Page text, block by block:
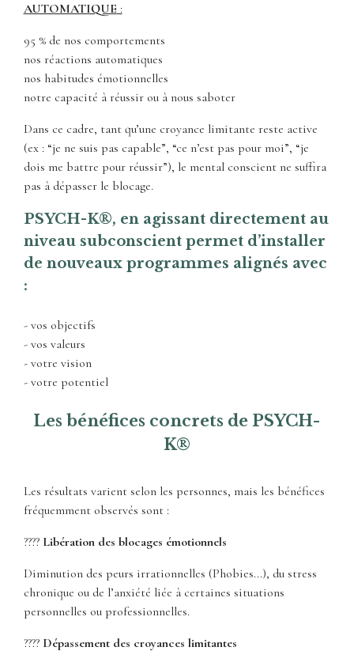
AUTOMATIQUE :
95 % de nos comportements
nos réactions automatiques
nos habitudes émotionnelles
notre capacité à réussir ou à nous saboter
Dans ce cadre, tant qu’une croyance limitante reste active
(ex : “je ne suis pas capable”, “ce n’est pas pour moi”, “je
dois me battre pour réussir”), le mental conscient ne suffira
pas à dépasser le blocage.
PSYCH-K®, en agissant directement au
niveau subconscient permet d’installer
de nouveaux programmes alignés avec
:
- vos objectifs
- vos valeurs
- votre vision
- votre potentiel
Les bénéfices concrets de PSYCH-
K®
Les résultats varient selon les personnes, mais les bénéfices
fréquemment observés sont :
????Libération des blocages émotionnels
Diminution des peurs irrationnelles (Phobies...), du stress
chronique ou de l’anxiété liée à certaines situations
personnelles ou professionnelles.
???? Dépassement des croyances limitantes